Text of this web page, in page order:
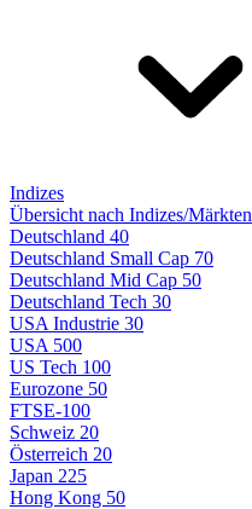
Indizes
Übersicht nach Indizes/Märkten
Deutschland 40
Deutschland Small Cap 70
Deutschland Mid Cap 50
Deutschland Tech 30
USA Industrie 30
USA 500
US Tech 100
Eurozone 50
FTSE-100
Schweiz 20
Österreich 20
Japan 225
Hong Kong 50